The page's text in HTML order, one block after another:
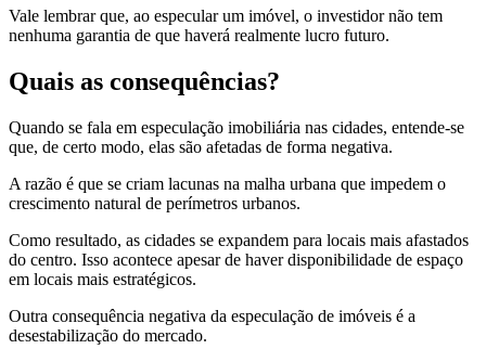
Vale lembrar que, ao especular um imóvel, o investidor não tem
nenhuma garantia de que haverá realmente lucro futuro.
Quais as consequências?
Quando se fala em especulação imobiliária nas cidades, entende-se
que, de certo modo, elas são afetadas de forma negativa.
A razão é que se criam lacunas na malha urbana que impedem o
crescimento natural de perímetros urbanos.
Como resultado, as cidades se expandem para locais mais afastados
do centro. Isso acontece apesar de haver disponibilidade de espaço
em locais mais estratégicos.
Outra consequência negativa da especulação de imóveis é a
desestabilização do mercado.